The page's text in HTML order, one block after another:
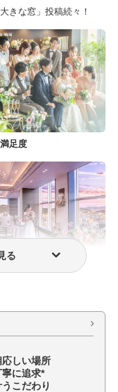
きな窓」投稿続々！
足度
る
しい場所
に追求*
こだわり